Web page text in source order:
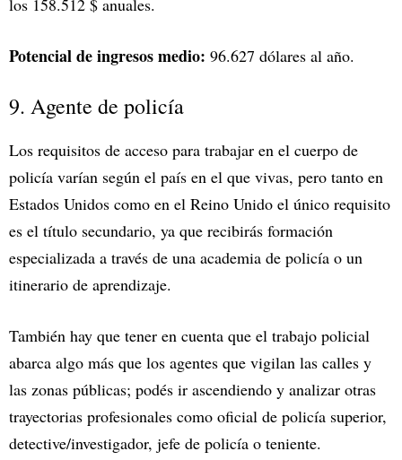
los 158.512 $ anuales.
Potencial de ingresos medio: 96.627 dólares al año.
9. Agente de policía
Los requisitos de acceso para trabajar en el cuerpo de
policía varían según el país en el que vivas, pero tanto en
Estados Unidos como en el Reino Unido el único requisito
es el título secundario, ya que recibirás formación
especializada a través de una academia de policía o un
itinerario de aprendizaje.
También hay que tener en cuenta que el trabajo policial
abarca algo más que los agentes que vigilan las calles y
las zonas públicas; podés ir ascendiendo y analizar otras
trayectorias profesionales como oficial de policía superior,
detective/investigador, jefe de policía o teniente.